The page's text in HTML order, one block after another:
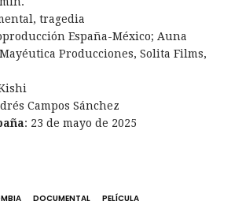
tragedia
España-México; Auna
Producciones, Solita Films,
Campos Sánchez
: 23 de mayo de 2025
DOCUMENTAL
PELÍCULA